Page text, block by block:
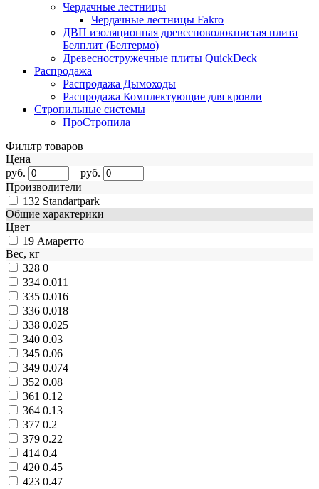
Чердачные лестницы
Чердачные лестницы Fakro
ДВП изоляционная древесноволокнистая плита
Белплит (Белтермо)
Древесностружечные плиты QuickDeck
Распродажа
Распродажа Дымоходы
Распродажа Комплектующие для кровли
Стропильные системы
ПроСтропила
Фильтр товаров
Цена
руб.
– руб.
Производители
132 Standartpark
Общие характерики
Цвет
19 Амаретто
Вес, кг
328 0
334 0.011
335 0.016
336 0.018
338 0.025
340 0.03
345 0.06
349 0.074
352 0.08
361 0.12
364 0.13
377 0.2
379 0.22
414 0.4
420 0.45
423 0.47